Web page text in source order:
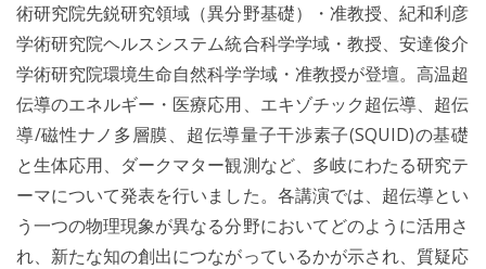
術研究院先鋭研究領域（異分野基礎）・准教授、紀和利彦
学術研究院ヘルスシステム統合科学学域・教授、安達俊介
学術研究院環境生命自然科学学域・准教授が登壇。高温超
伝導のエネルギー・医療応用、エキゾチック超伝導、超伝
導/磁性ナノ多層膜、超伝導量子干渉素子(SQUID)の基礎
と生体応用、ダークマター観測など、多岐にわたる研究テ
ーマについて発表を行いました。各講演では、超伝導とい
う一つの物理現象が異なる分野においてどのように活用さ
れ、新たな知の創出につながっているかが示され、質疑応